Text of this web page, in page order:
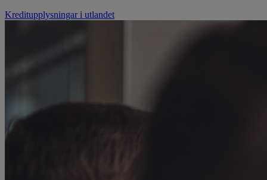
Kreditupplysningar i utlandet